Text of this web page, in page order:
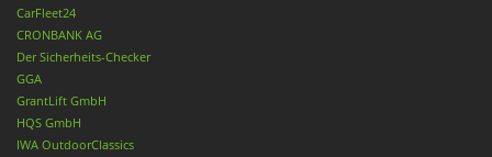
CarFleet24
CRONBANK AG
Der Sicherheits-Checker
GGA
GrantLift GmbH
HQS GmbH
IWA OutdoorClassics